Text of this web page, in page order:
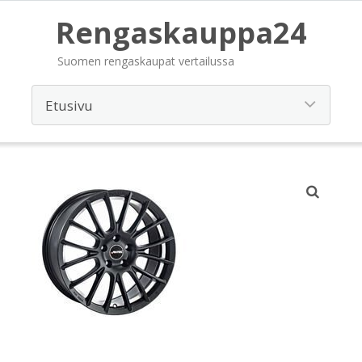
Rengaskauppa24
Suomen rengaskaupat vertailussa